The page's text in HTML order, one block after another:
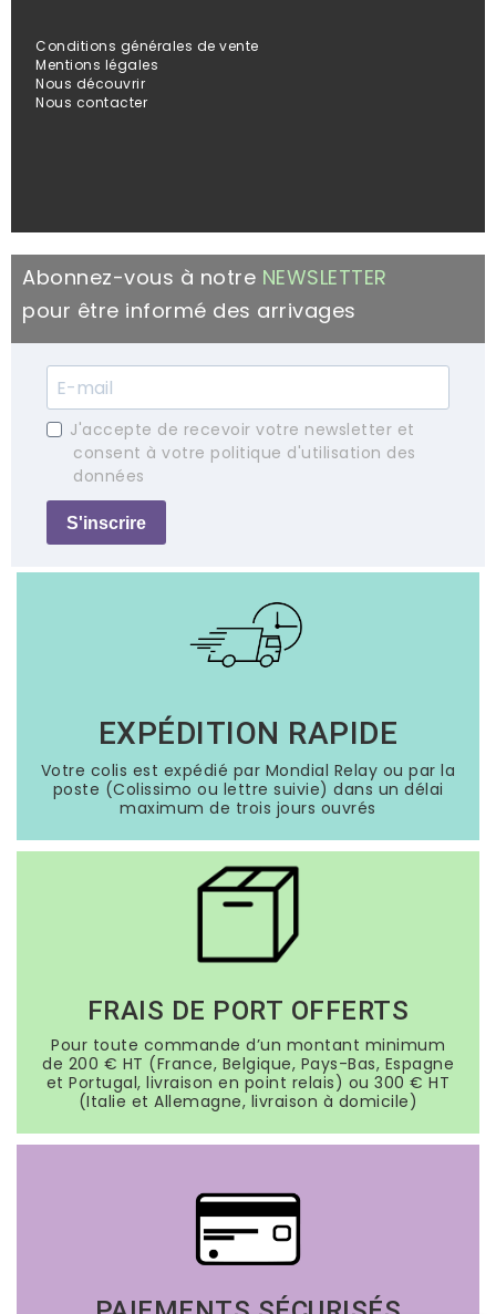
Conditions générales de vente
Mentions légales
Nous découvrir
Nous contacter
Abonnez-vous à notre NEWSLETTER
pour être informé des arrivages
J'accepte de recevoir votre newsletter et
consent à votre politique d'utilisation des
données
S'inscrire
EXPÉDITION RAPIDE
Votre colis est expédié par Mondial Relay ou par la
poste (Colissimo ou lettre suivie) dans un délai
maximum de trois jours ouvrés
FRAIS DE PORT OFFERTS
Pour toute commande d’un montant minimum
de 200 € HT (France, Belgique, Pays-Bas, Espagne
et Portugal, livraison en point relais) ou 300 € HT
(Italie et Allemagne, livraison à domicile)